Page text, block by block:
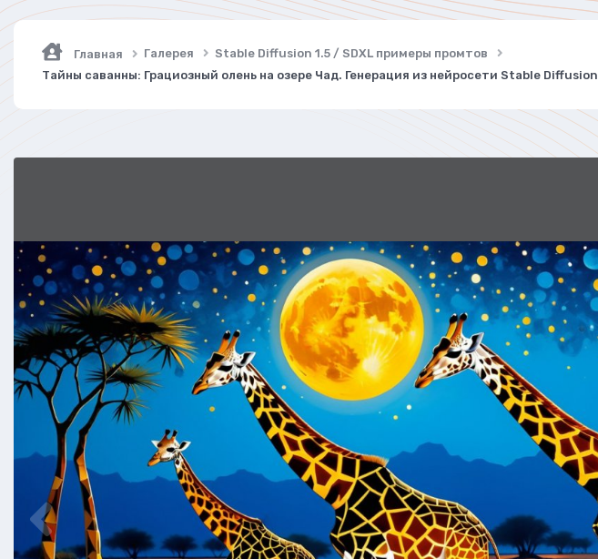
Главная Галерея
Stable Diffusion 1.5 / SDXL примеры промтов
Тайны саванны: Грациозный олень на озере Чад. Генерация из нейросети Stable Diffusion